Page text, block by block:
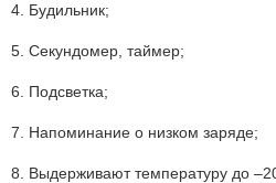
4. Будильник;
5. Секундомер, таймер;
6. Подсветка;
7. Напоминание о низком заряде;
8. Выдерживают температуру до